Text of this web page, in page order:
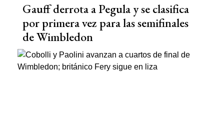
Gauff derrota a Pegula y se clasifica
por primera vez para las semifinales
de Wimbledon